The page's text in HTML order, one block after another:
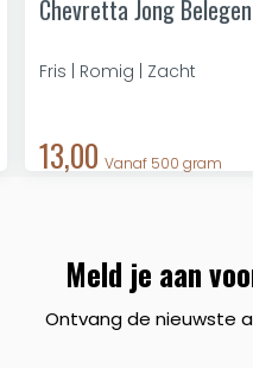
Chevretta Jong Belegen
Fris | Romig | Zacht
13,00 Vanaf 500 gram
Meld je aan
Ontvang de nieuwste